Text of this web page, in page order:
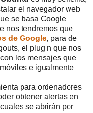
el navegador web
se basa Google
nos tendremos que
de Google, para de
el plugin que nos
los mensajes que
e igualmente
para ordenadores
obtener alertas en
se abrirán por